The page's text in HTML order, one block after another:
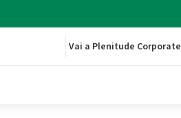
Vai a Plenitude Corporate